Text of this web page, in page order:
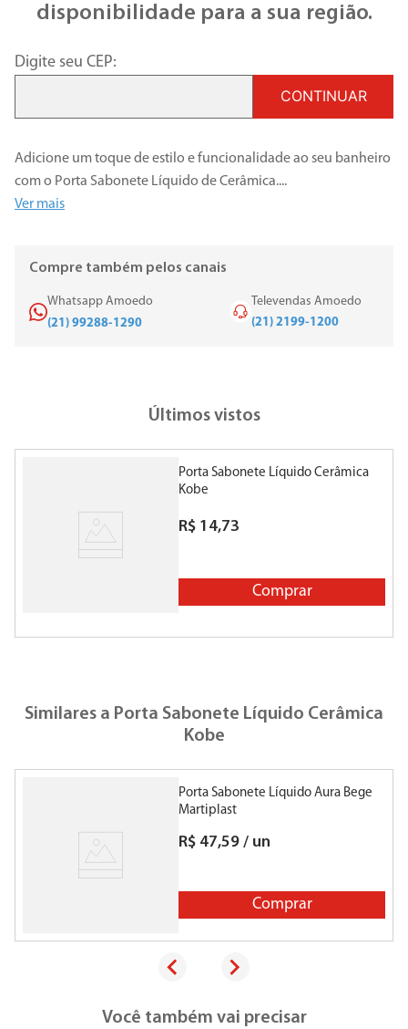
disponibilidade para a sua região.
Digite seu CEP:
CONTINUAR
Adicione um toque de estilo e funcionalidade ao seu banheiro
com o Porta Sabonete Líquido de Cerâmica....
Ver mais
Compre também pelos canais
Whatsapp Amoedo
(21) 99288-1290
Televendas Amoedo
(21) 2199-1200
Últimos vistos
Porta Sabonete Líquido Cerâmica
Kobe
R$ 14,73
Comprar
Similares a Porta Sabonete Líquido Cerâmica
Kobe
Porta Sabonete Líquido Aura Bege
Martiplast
R$ 47,59 / un
Comprar
Você também vai precisar